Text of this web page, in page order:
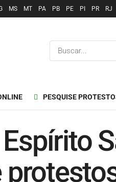
MS MT PA PB PE PI PR RJ
PESQUISE